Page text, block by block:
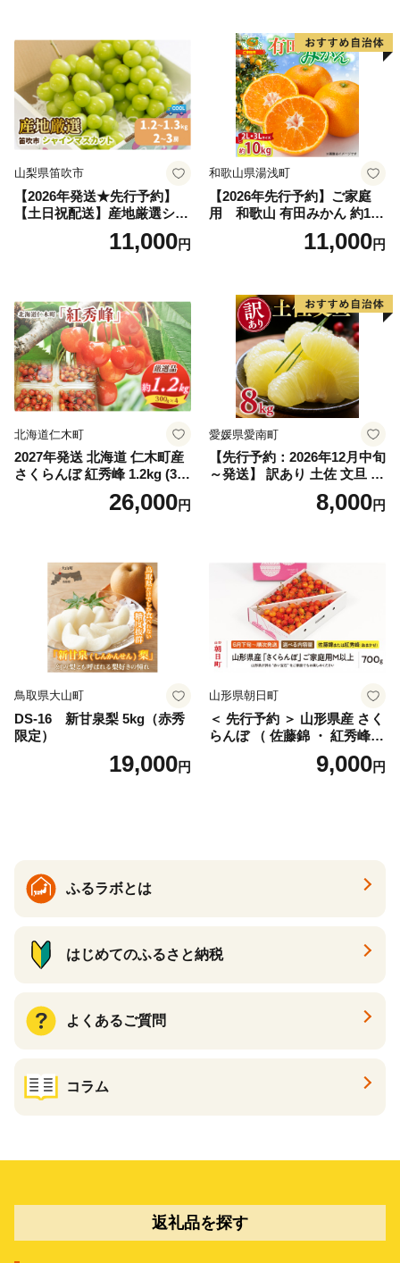
果肉 長野県産 小諸市
山梨県笛吹市
【2026年発送★先行予約】
【土日祝配送】産地厳選シャ
インマスカット1.2kg～1.3kg
（2房～3房）※沖縄・離島配
笛吹市 山梨県 フルーツ 果物
ぶどう 葡萄 大粒 シャインマ
スカット おすすめ シャイン
マスカット 贈答 ギフト 産地
笛吹市 シャインマスカット
笛吹 葡萄 国産 ぶどう 人気
国産 1.2kg 先行｜
11,000円
和歌山県湯浅町
【2026年先行予約】ご家庭
用 和歌山 有田みかん 約10k
g (2L、3Lサイズ)【湯浅町】
11,000円
北海道仁木町
2027年発送 北海道 仁木町産
さくらんぼ 紅秀峰 1.2kg (300
g×4パック) Lサイズ以上 旬
桜桃 産地直送 サクランボ チ
26,000円
愛媛県愛南町
【先行予約：2026年12月中旬
～発送】 訳あり 土佐 文旦 8k
g (Mサイズ以上サイズミック
ス) 8000円 わけあり ぶんた
産 農家直送 期間限定 特産品
サイズミックス くらもとフ
ァーム 愛南町 愛媛県
8,000円
鳥取県大山町
DS-16 新甘泉梨 5kg（赤秀
限定）
19,000円
山形県朝日町
＜ 先行予約 ＞ 山形県産 さく
らんぼ （ 佐藤錦 ・ 紅秀峰
） ご家庭用 M以上 700g 【20
26年6月下旬から7月上旬発
9,000円
ふるラボとは
はじめてのふるさと納税
よくあるご質問
コラム
返礼品を探す